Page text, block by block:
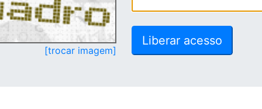
[trocar imagem]